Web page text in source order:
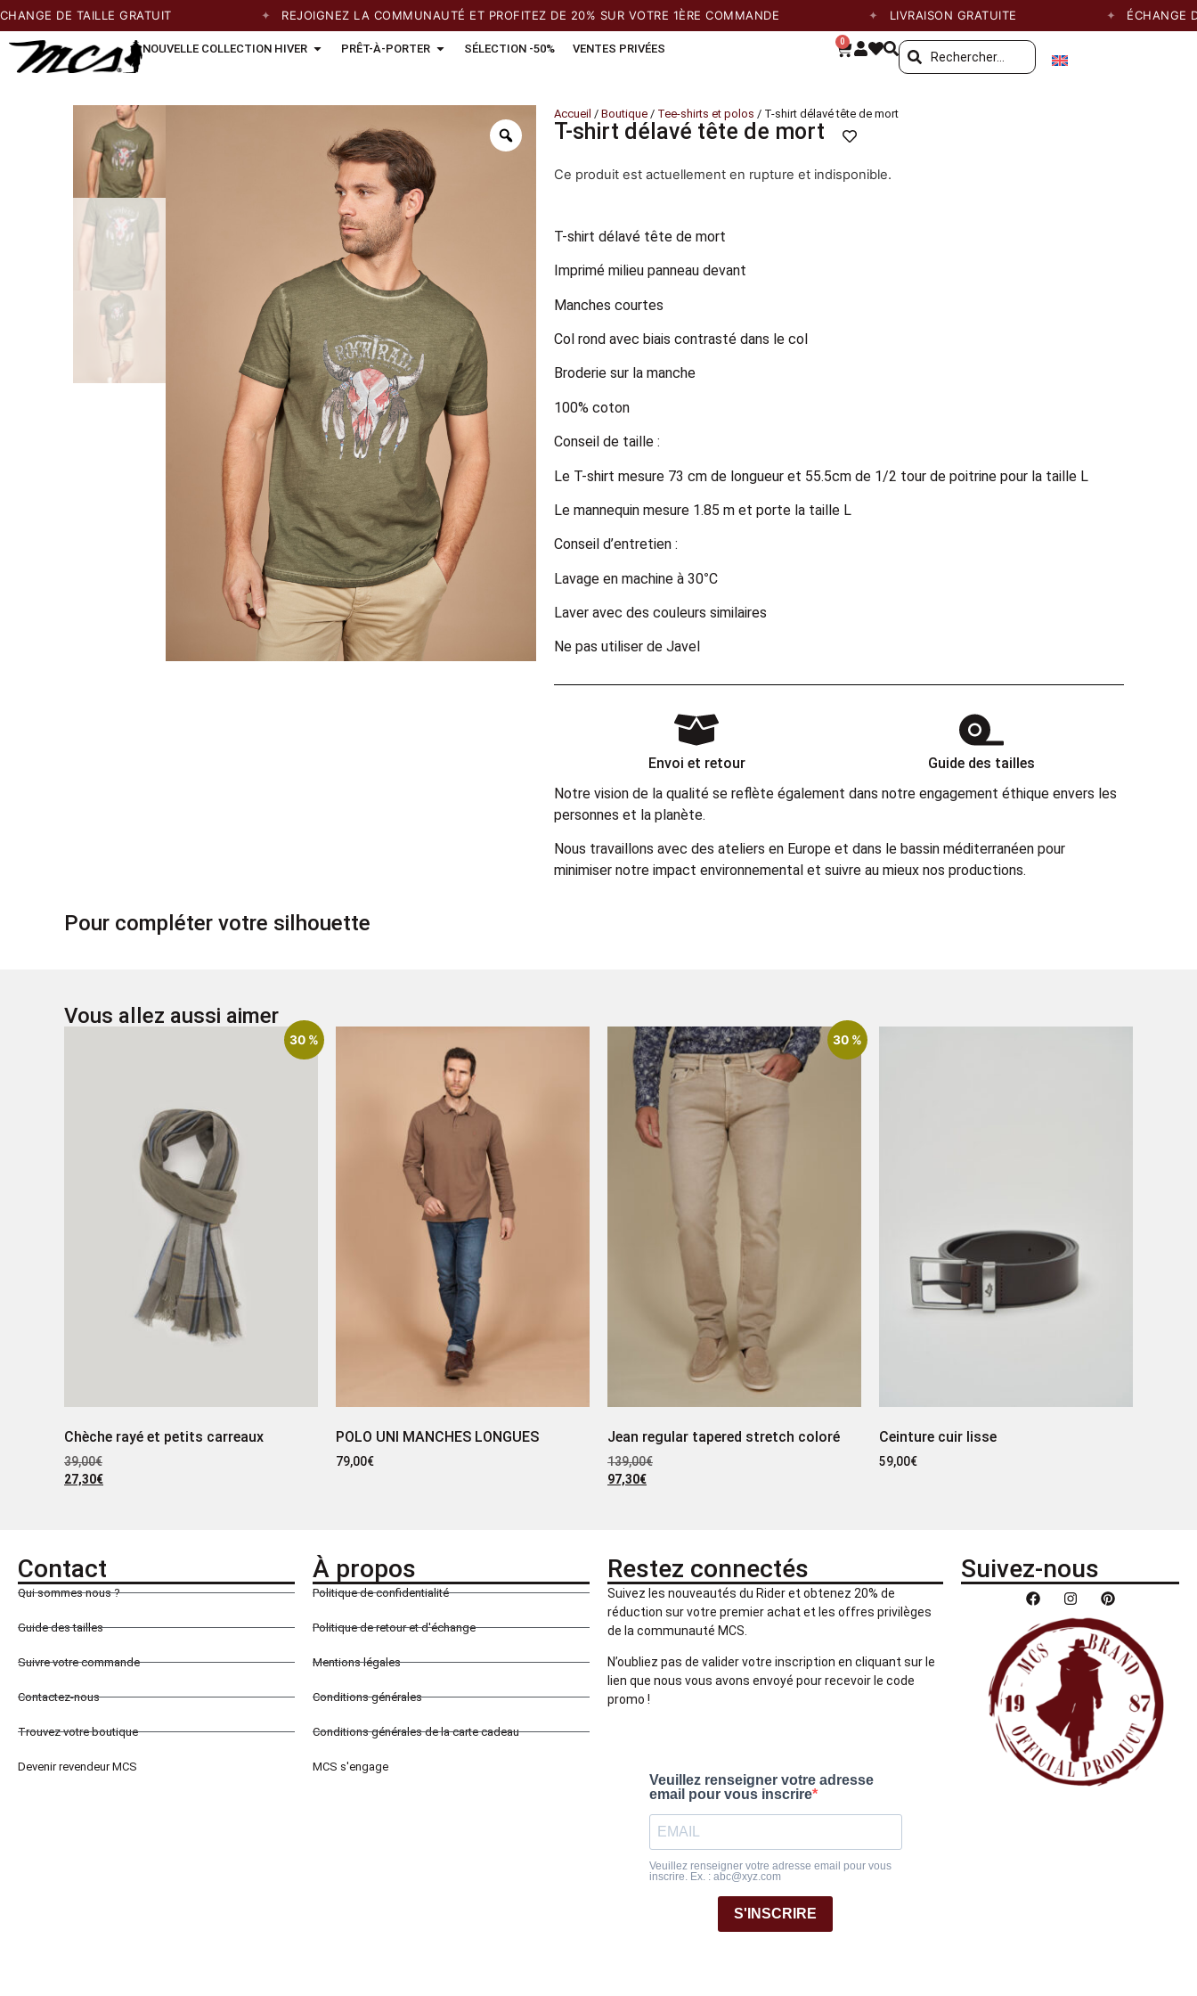
DE TAILLE GRATUIT REJOIGNEZ LA COMMUNAUTÉ ET PROFITEZ DE 20% SUR VOTRE 1ÈRE COMMANDE LIVRAISON GRATUITE ÉCHANGE DE
NOUVELLE COLLECTION HIVER PRÊT-À-PORTER SÉLECTION -50% VENTES PRIVÉES
0
Accueil / Boutique / Tee-shirts et polos / T-shirt délavé tête de mort
T-shirt délavé tête de mort
Ce produit est actuellement en rupture et indisponible.
T-shirt délavé tête de mort
Imprimé milieu panneau devant
Manches courtes
Col rond avec biais contrasté dans le col
Broderie sur la manche
100% coton
Conseil de taille :
Le T-shirt mesure 73 cm de longueur et 55.5cm de 1/2 tour de poitrine pour la taille L
Le mannequin mesure 1.85 m et porte la taille L
Conseil d’entretien :
Lavage en machine à 30°C
Laver avec des couleurs similaires
Ne pas utiliser de Javel
Envoi et retour
Guide des tailles
Notre vision de la qualité se reflète également dans notre engagement éthique envers les
personnes et la planète.
Nous travaillons avec des ateliers en Europe et dans le bassin méditerranéen pour
minimiser notre impact environnemental et suivre au mieux nos productions.
Pour compléter votre silhouette
Vous allez aussi aimer
30 %
Chèche rayé et petits carreaux
39,00€
27,30€
POLO UNI MANCHES LONGUES
79,00€
30 %
Jean regular tapered stretch coloré
139,00€
97,30€
Ceinture cuir lisse
59,00€
Contact
Qui sommes nous ?
Guide des tailles
Suivre votre commande
Contactez-nous
Trouvez votre boutique
Devenir revendeur MCS
À propos
Politique de confidentialité
Politique de retour et d'échange
Mentions légales
Conditions générales
Conditions générales de la carte cadeau
MCS s'engage
Restez connectés
Suivez les nouveautés du Rider et obtenez 20% de
réduction sur votre premier achat et les offres privilèges
de la communauté MCS.
N’oubliez pas de valider votre inscription en cliquant sur le
lien que nous vous avons envoyé pour recevoir le code
promo !
Veuillez renseigner votre adresse
email pour vous inscrire
Veuillez renseigner votre adresse email pour vous
inscrire. Ex. : abc@xyz.com
S'INSCRIRE
Suivez-nous